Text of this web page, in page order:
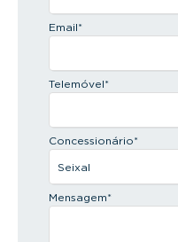
Email*
Telemóvel*
Concessionário*
Mensagem*